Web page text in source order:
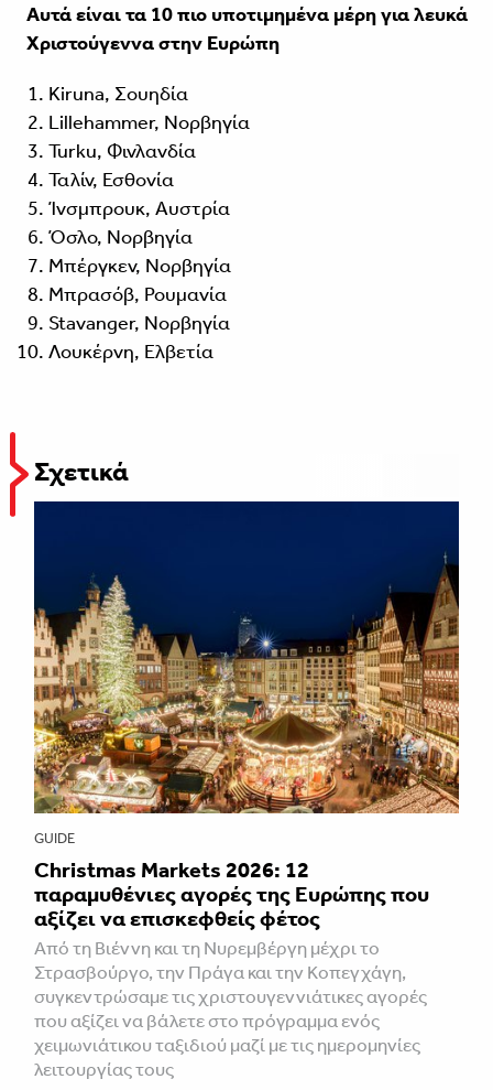
Αυτά είναι τα 10 πιο υποτιμημένα μέρη για λευκά
Χριστούγεννα στην Ευρώπη
Kiruna, Σουηδία
Lillehammer, Νορβηγία
Turku, Φινλανδία
Ταλίν, Εσθονία
Ίνσμπρουκ, Αυστρία
Όσλο, Νορβηγία
Μπέργκεν, Νορβηγία
Μπρασόβ, Ρουμανία
Stavanger, Νορβηγία
Λουκέρνη, Ελβετία
Σχετικά
GUIDE
Christmas Markets 2026: 12
παραμυθένιες αγορές της Ευρώπης που
αξίζει να επισκεφθείς φέτος
Από τη Βιέννη και τη Νυρεμβέργη μέχρι το
Στρασβούργο, την Πράγα και την Κοπεγχάγη,
συγκεντρώσαμε τις χριστουγεννιάτικες αγορές
που αξίζει να βάλετε στο πρόγραμμα ενός
χειμωνιάτικου ταξιδιού μαζί με τις ημερομηνίες
λειτουργίας τους